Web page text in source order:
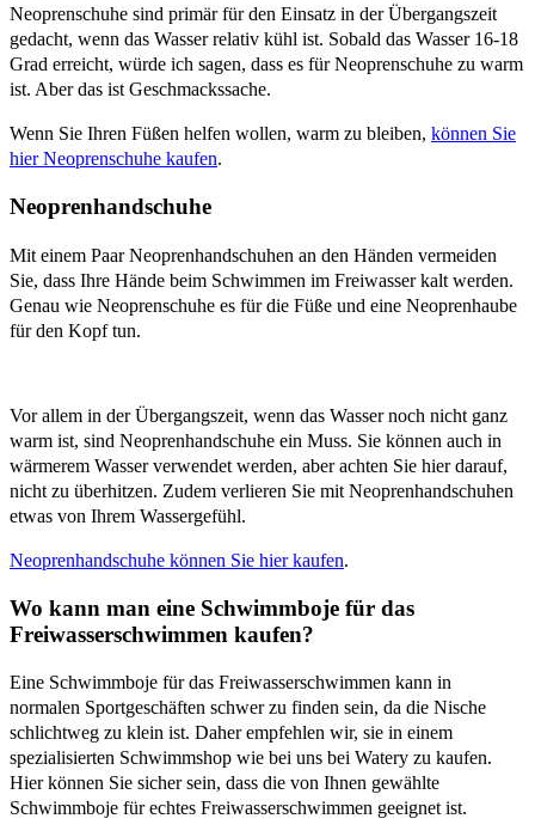
Neoprenschuhe sind primär für den Einsatz in der Übergangszeit
gedacht, wenn das Wasser relativ kühl ist. Sobald das Wasser 16-18
Grad erreicht, würde ich sagen, dass es für Neoprenschuhe zu warm
ist. Aber das ist Geschmackssache.
Wenn Sie Ihren Füßen helfen wollen, warm zu bleiben, können Sie
hier Neoprenschuhe kaufen.
Neoprenhandschuhe
Mit einem Paar Neoprenhandschuhen an den Händen vermeiden
Sie, dass Ihre Hände beim Schwimmen im Freiwasser kalt werden.
Genau wie Neoprenschuhe es für die Füße und eine Neoprenhaube
für den Kopf tun.
Vor allem in der Übergangszeit, wenn das Wasser noch nicht ganz
warm ist, sind Neoprenhandschuhe ein Muss. Sie können auch in
wärmerem Wasser verwendet werden, aber achten Sie hier darauf,
nicht zu überhitzen. Zudem verlieren Sie mit Neoprenhandschuhen
etwas von Ihrem Wassergefühl.
Neoprenhandschuhe können Sie hier kaufen.
Wo kann man eine Schwimmboje für das
Freiwasserschwimmen kaufen?
Eine Schwimmboje für das Freiwasserschwimmen kann in
normalen Sportgeschäften schwer zu finden sein, da die Nische
schlichtweg zu klein ist. Daher empfehlen wir, sie in einem
spezialisierten Schwimmshop wie bei uns bei Watery zu kaufen.
Hier können Sie sicher sein, dass die von Ihnen gewählte
Schwimmboje für echtes Freiwasserschwimmen geeignet ist.